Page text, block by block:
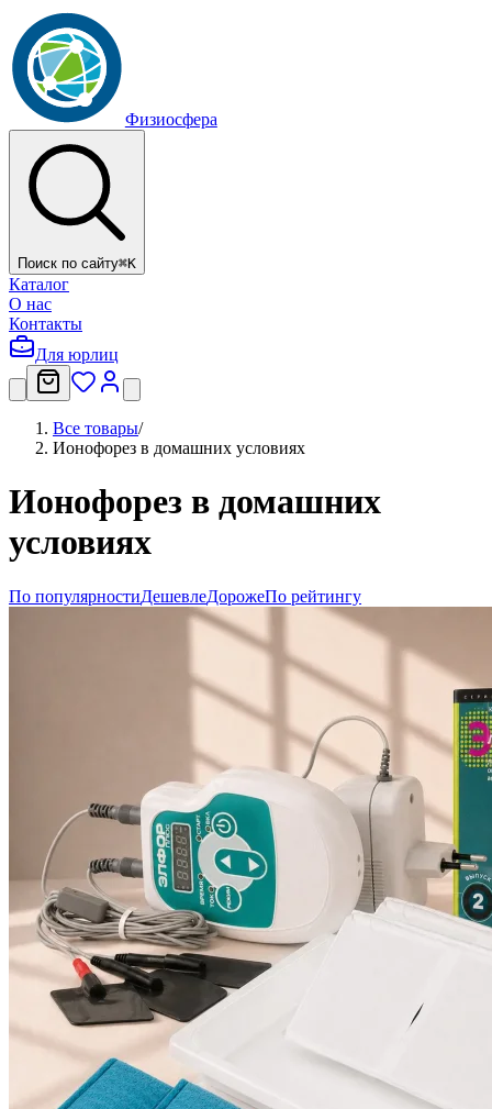
Физиосфера
Поиск по сайту⌘K
Каталог
О нас
Контакты
Для юрлиц
Все товары/
Ионофорез в домашних условиях
Ионофорез в домашних
условиях
По популярностиДешевлеДорожеПо рейтингу